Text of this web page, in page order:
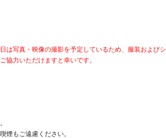
は写真・映像の撮影を予定しているため、服装およびシ
協力いただけますと幸いです。
煙もご遠慮ください。